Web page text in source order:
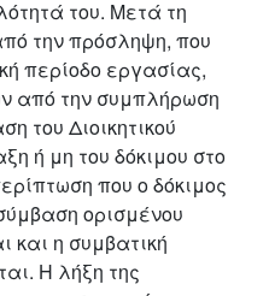
του. Μετά τη
την πρόσληψη, που
περίοδο εργασίας,
από την συμπλήρωση
του Διοικητικού
ή μη του δόκιμου στο
που ο δόκιμος
ορισμένου
και η συμβατική
Η λήξη της